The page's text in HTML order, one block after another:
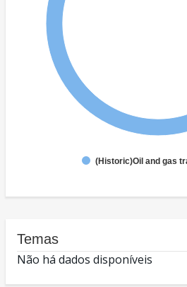
(Historic)Oil and gas
Temas
Não há dados disponíveis